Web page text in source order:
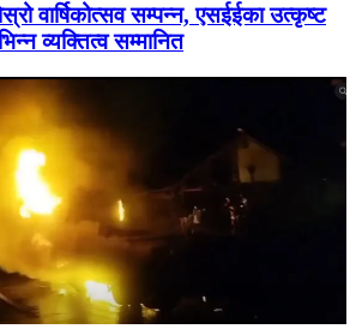
वार्षिकोत्सव सम्पन्न, एसईईका उत्कृष्ट
व्यक्तित्व सम्मानित